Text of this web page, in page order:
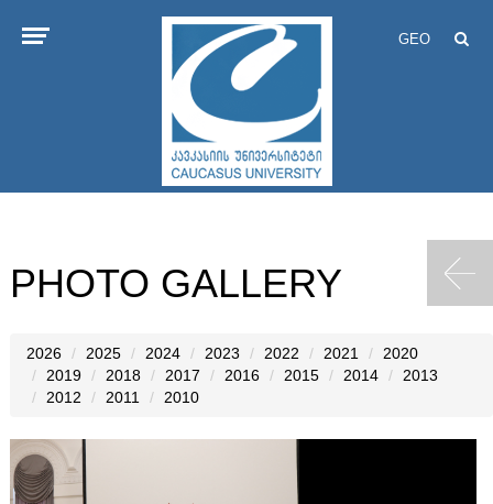
GEO
PHOTO GALLERY
2026 2025 2024 2023 2022 2021
2020
2019
2018 2017 2016 2015 2014
2013
2012
2011 2010